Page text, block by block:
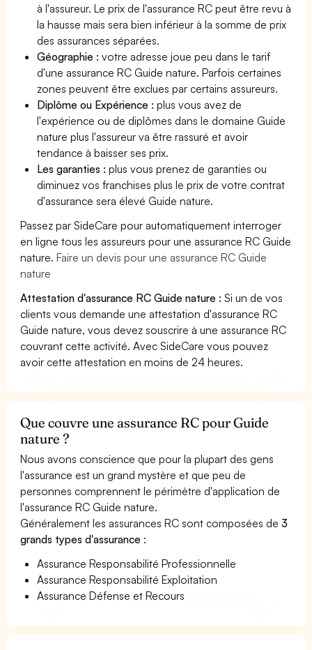
à l'assureur. Le prix de l'assurance RC peut être revu à
la hausse mais sera bien inférieur à la somme de prix
des assurances séparées.
Géographie :votre adresse joue peu dans le tarif
d'une assurance RC Guide nature. Parfois certaines
zones peuvent être exclues par certains assureurs.
Diplôme ou Expérience :plus vous avez de
l'expérience ou de diplômes dans le domaine Guide
nature plus l'assureur va être rassuré et avoir
tendance à baisser ses prix.
Les garanties :plus vous prenez de garanties ou
diminuez vos franchises plus le prix de votre contrat
d'assurance sera élevé Guide nature.
Passez par SideCare pour automatiquement interroger
en ligne tous les assureurs pour une assurance RC Guide
nature.Faire un devis pour une assurance RC Guide
nature
Attestation d'assurance RC Guide nature : Si un de vos
clients vous demande une attestation d'assurance RC
Guide nature, vous devez souscrire à une assurance RC
couvrant cette activité. Avec SideCare vous pouvez
avoir cette attestation en moins de 24 heures.
Que couvre une assurance RC pour Guide
nature ?
Nous avons conscience que pour la plupart des gens
l'assurance est un grand mystère et que peu de
personnes comprennent le périmètre d'application de
l'assurance RC Guide nature.
Généralement les assurances RC sont composées de3
grands types d'assurance :
Assurance Responsabilité Professionnelle
Assurance Responsabilité Exploitation
Assurance Défense et Recours